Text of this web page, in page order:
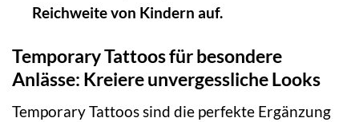
Reichweite von Kindern auf.
Temporary Tattoos für besondere
Anlässe: Kreiere unvergessliche Looks
Temporary Tattoos sind die perfekte Ergänzung